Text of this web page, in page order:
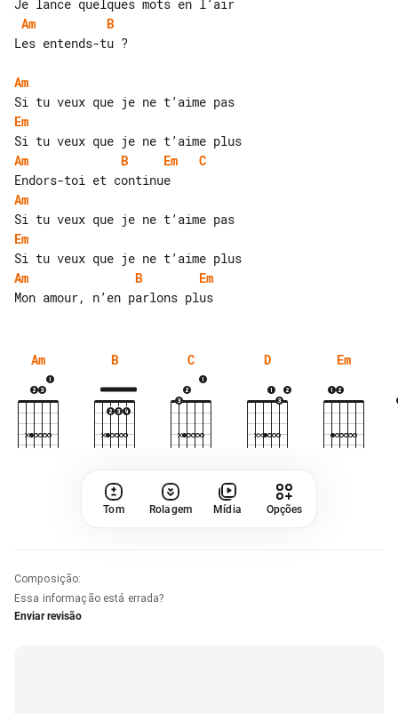
Am
B
Les entends-tu ?
Am
Em
Am
B Em
C
Am
Em
Am
B
Em
Am B C D Em
Tom Rolagem Mídia Opções
Composição:
Essa informação está errada?
Enviar revisão